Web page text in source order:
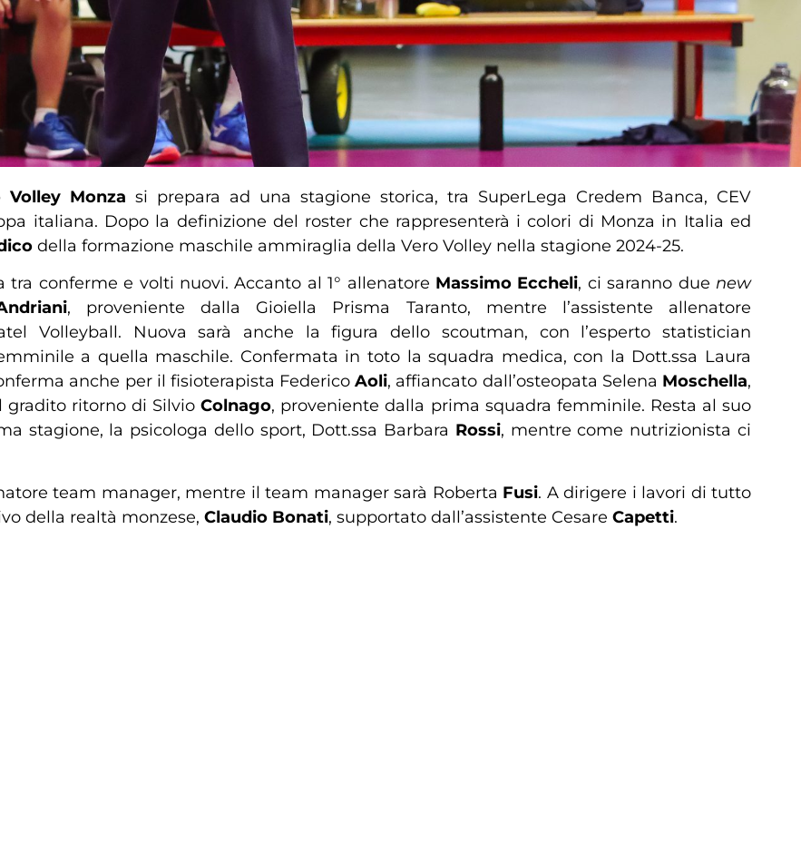
Volley Monza si prepara ad una stagione storica, tra SuperLega Credem Banca, CEV
italiana. Dopo la definizione del roster che rappresenterà i colori di Monza in Italia ed
della formazione maschile ammiraglia della Vero Volley nella stagione 2024-25.
conferme e volti nuovi. Accanto al 1° allenatore Massimo Eccheli, ci saranno due new
, proveniente dalla Gioiella Prisma Taranto, mentre l’assistente allenatore
Volleyball. Nuova sarà anche la figura dello scoutman, con l’esperto statistician
a quella maschile. Confermata in toto la squadra medica, con la Dott.ssa Laura
anche per il fisioterapista FedericoAoli, affiancato dall’osteopata Selena Moschella,
gradito ritorno di SilvioColnago, proveniente dalla prima squadra femminile. Resta al suo
stagione, la psicologa dello sport, Dott.ssa Barbara Rossi, mentre come nutrizionista ci
team manager, mentre il team manager sarà Roberta Fusi. A dirigere i lavori di tutto
della realtà monzese, Claudio Bonati, supportato dall’assistente Cesare Capetti.